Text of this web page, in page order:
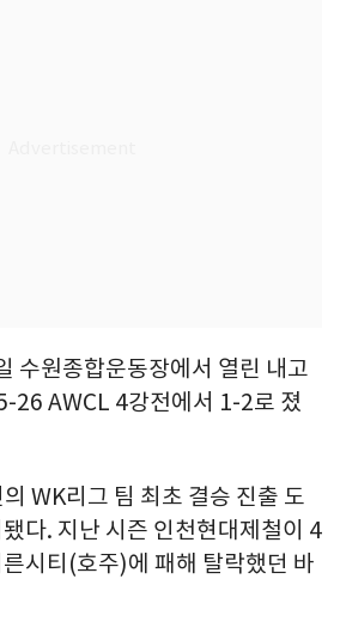
수원종합운동장에서 열린 내고
26 AWCL 4강전에서 1-2로 졌
WK리그 팀 최초 결승 진출 도
다. 지난 시즌 인천현대제철이 4
시티(호주)에 패해 탈락했던 바